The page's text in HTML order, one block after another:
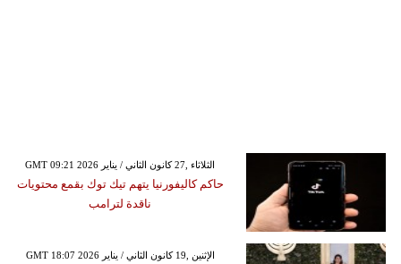
GMT 09:21 2026 الثلاثاء ,27 كانون الثاني / يناير
حاكم كاليفورنيا يتهم تيك توك بقمع محتويات
ناقدة لترامب
GMT 18:07 2026 الإثنين ,19 كانون الثاني / يناير